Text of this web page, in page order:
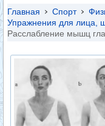
Главная Спорт
Упражнения для лица,
Расслабление мышц